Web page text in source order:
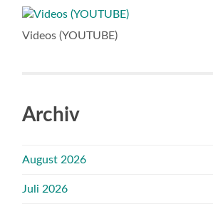
Videos (YOUTUBE)
Archiv
August 2026
Juli 2026